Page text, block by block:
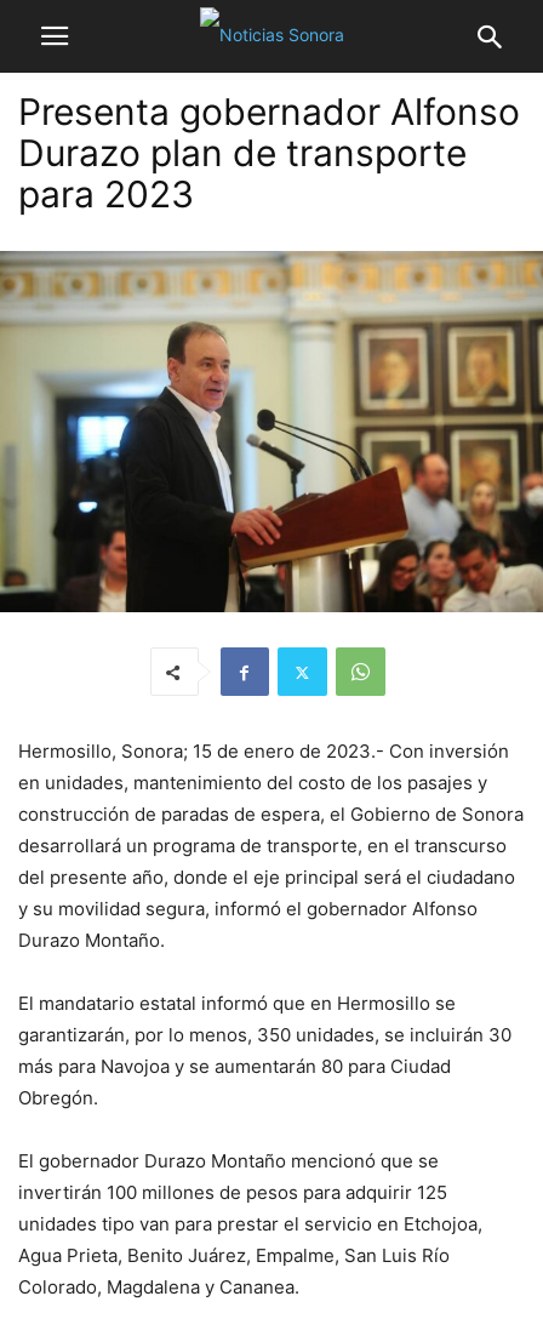
Presenta gobernador Alfonso
Durazo plan de transporte
para 2023
Hermosillo, Sonora; 15 de enero de 2023.- Con inversión
en unidades, mantenimiento del costo de los pasajes y
construcción de paradas de espera, el Gobierno de Sonora
desarrollará un programa de transporte, en el transcurso
del presente año, donde el eje principal será el ciudadano
y su movilidad segura, informó el gobernador Alfonso
Durazo Montaño.
El mandatario estatal informó que en Hermosillo se
garantizarán, por lo menos, 350 unidades, se incluirán 30
más para Navojoa y se aumentarán 80 para Ciudad
Obregón.
El gobernador Durazo Montaño mencionó que se
invertirán 100 millones de pesos para adquirir 125
unidades tipo van para prestar el servicio en Etchojoa,
Agua Prieta, Benito Juárez, Empalme, San Luis Río
Colorado, Magdalena y Cananea.